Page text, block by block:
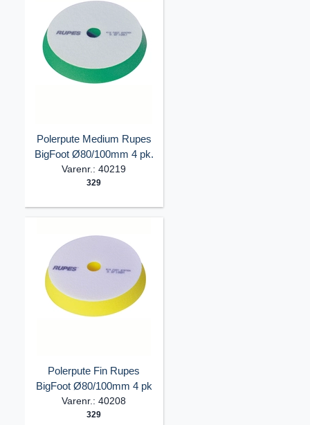
Polerpute Medium Rupes
BigFoot Ø80/100mm 4 pk.
Varenr.: 40219
329
Polerpute Fin Rupes
BigFoot Ø80/100mm 4 pk
Varenr.: 40208
329